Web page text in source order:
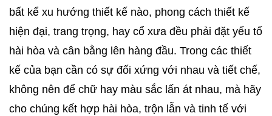
bất kể xu hướng thiết kế nào, phong cách thiết kế
hiện đại, trang trọng, hay cổ xưa đều phải đặt yếu tố
hài hòa và cân bằng lên hàng đầu. Trong các thiết
kế của bạn cần có sự đối xứng với nhau và tiết chế,
không nên để chữ hay màu sắc lấn át nhau, mà hãy
cho chúng kết hợp hài hòa, trộn lẫn và tinh tế với